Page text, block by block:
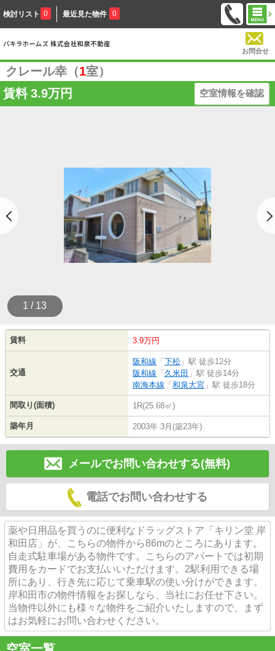
検討リスト 0 最近見た物件 0
お問合せ
クレール幸（1室）
賃料 3.9万円 空室情報を確認
1 / 13
賃料 3.9万円
交通
阪和線 「 下松 」駅 徒歩12分
阪和線 「 久米田 」駅 徒歩14分
南海本線 「 和泉大宮 」駅 徒歩18分
間取り(面積) 1R(25.68㎡)
築年月 2003年 3月(築23年)
メールでお問い合わせする(無料)
電話でお問い合わせする
薬や日用品を買うのに便利なドラッグストア「キリン堂 岸
和田店」が、こちらの物件から86mのところにあります。
自走式駐車場がある物件です。こちらのアパートでは初期
費用をカードでお支払いいただけます。2駅利用できる場
所にあり、行き先に応じて乗車駅の使い分けができます。
岸和田市の物件情報をお探しなら、当社にお任せ下さい。
当物件以外にも様々な物件をご紹介いたしますので、まず
はお気軽にお問い合わせください。